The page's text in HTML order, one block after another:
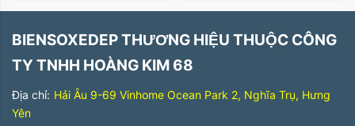
BIENSOXEDEP THƯƠNG HIỆU THUỘC CÔNG
TY TNHH HOÀNG KIM 68
Địa chỉ: Hải Âu 9-69 Vinhome Ocean Park 2, Nghĩa Trụ, Hưng
Yên